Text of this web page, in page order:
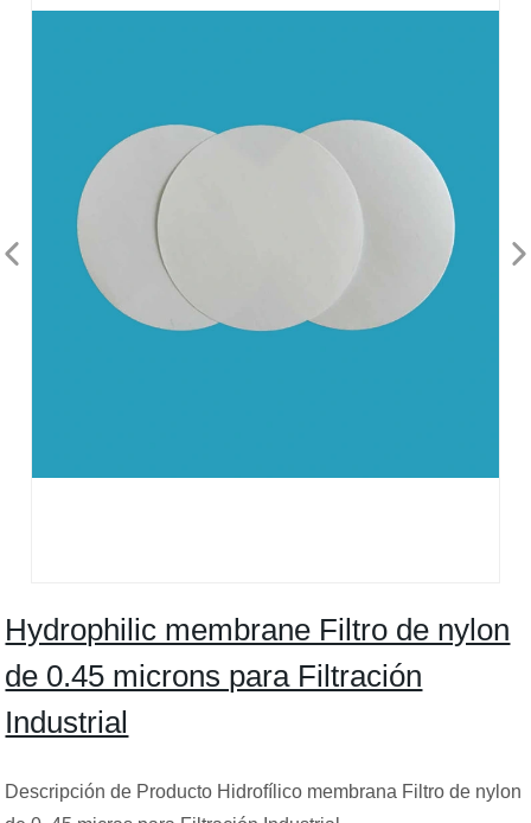
Hydrophilic membrane Filtro de nylon
de 0.45 microns para Filtración
Industrial
Descripción de Producto Hidrofílico membrana Filtro de nylon